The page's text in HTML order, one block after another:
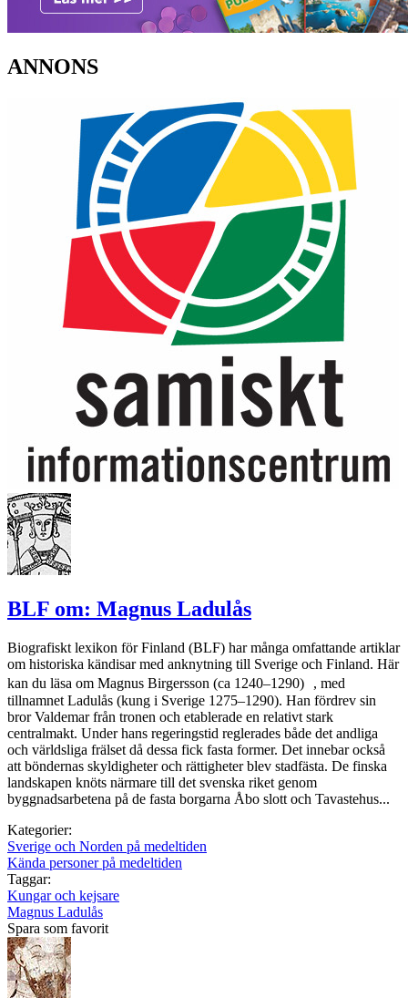
ANNONS
BLF om: Magnus Ladulås
Biografiskt lexikon för Finland (BLF) har många omfattande artiklar
om historiska kändisar med anknytning till Sverige och Finland. Här
kan du läsa om Magnus Birgersson (ca 1240–1290) , med
tillnamnet Ladulås (kung i Sverige 1275–1290). Han fördrev sin
bror Valdemar från tronen och etablerade en relativt stark
centralmakt. Under hans regeringstid reglerades både det andliga
och världsliga frälset då dessa fick fasta former. Det innebar också
att böndernas skyldigheter och rättigheter blev stadfästa. De finska
landskapen knöts närmare till det svenska riket genom
byggnadsarbetena på de fasta borgarna Åbo slott och Tavastehus...
Kategorier:
Sverige och Norden på medeltiden
Kända personer på medeltiden
Taggar:
Kungar och kejsare
Magnus Ladulås
Spara som favorit